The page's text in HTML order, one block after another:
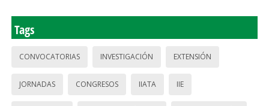
Tags
CONVOCATORIAS INVESTIGACIÓN EXTENSIÓN
JORNADAS CONGRESOS IIATA IIE